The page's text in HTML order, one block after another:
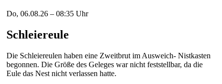
Do, 06.08.26 – 08:35 Uhr
Schleiereule
Die Schleiereulen haben eine Zweitbrut im Ausweich- Nistkasten
begonnen. Die Größe des Geleges war nicht feststellbar, da die
Eule das Nest nicht verlassen hatte.